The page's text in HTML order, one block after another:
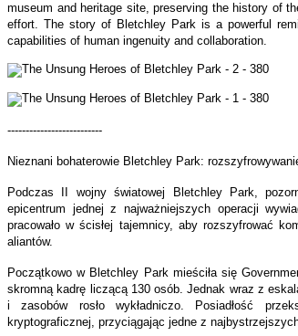
museum and heritage site, preserving the history of
effort. The story of Bletchley Park is a powerful
capabilities of human ingenuity and collaboration.
--------------------------
Nieznani bohaterowie Bletchley Park:
Podczas II wojny światowej Bletchley Park,
epicentrum jednej z najważniejszych operacji
pracowało w ścisłej tajemnicy, aby rozszyfrować
aliantów.
Początkowo w Bletchley Park mieściła się
skromną kadrę liczącą 130 osób. Jednak wraz z
i zasobów rosło wykładniczo. Posiadłość
kryptograficznej, przyciągając jedne z